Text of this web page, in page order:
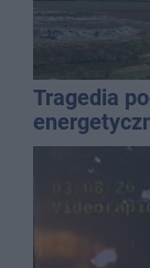
Tragedia
mężczyzny